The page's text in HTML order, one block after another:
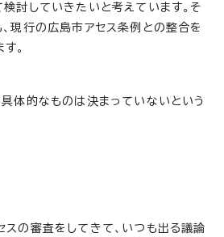
討していきたいと考えています。そ
現行の広島市アセス条例との整合を
。
体的なものは決まっていないという
スの審査をしてきて、いつも出る議論